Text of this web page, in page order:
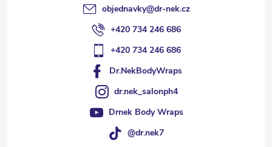
objednavky@dr-nek.cz
+420 734 246 686
+420 734 246 686
Dr.NekBodyWraps
dr.nek_salonph4
Drnek Body Wraps
@dr.nek7